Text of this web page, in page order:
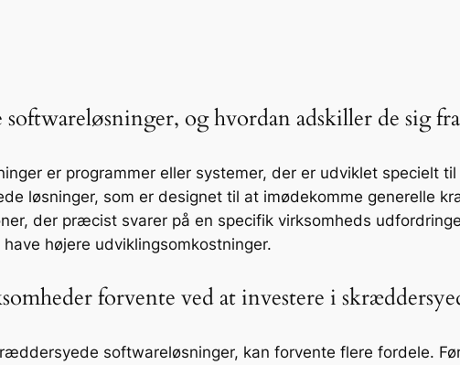
og hvordan adskiller de sig
er programmer eller systemer, der er udviklet specielt
løsninger, som er designet til at imødekomme generelle
der præcist svarer på en specifik virksomheds
højere udviklingsomkostninger.
forvente ved at investere i
softwareløsninger, kan forvente flere fordele.